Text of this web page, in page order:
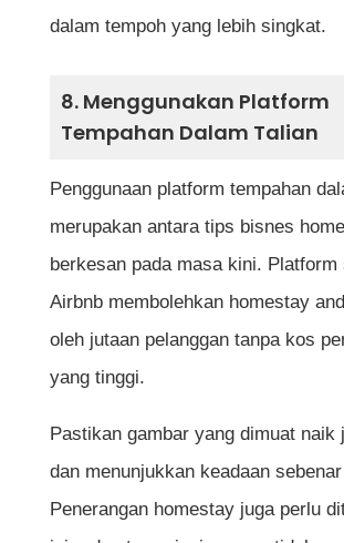
dalam tempoh yang lebih singkat.
8. Menggunakan Platform
Tempahan Dalam Talian
Penggunaan platform tempahan
merupakan antara tips bisnes
berkesan pada masa kini. Platform
Airbnb membolehkan homestay
oleh jutaan pelanggan tanpa kos
yang tinggi.
Pastikan gambar yang dimuat naik
dan menunjukkan keadaan
Penerangan homestay juga perlu